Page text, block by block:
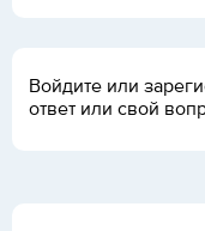
Войдите или
ответ или свой